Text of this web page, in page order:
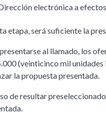
electrónica a
etapa, será suficiente la
al llamado, los
(veinticinco mil
la propuesta presentada.
de resultar